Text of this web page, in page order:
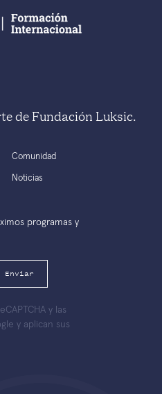
de Fundación Luksic.
Comunidad
Noticias
programas y
Enviar
y las
y aplican sus